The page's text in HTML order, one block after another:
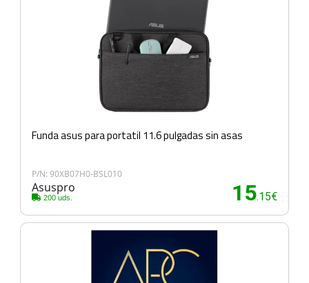
Funda asus para portatil 11.6 pulgadas sin asas
P/N: 90XB07H0-BSL010
Asuspro
200 uds. 15.15€